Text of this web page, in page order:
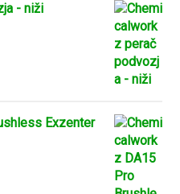
- niži
Exzenter